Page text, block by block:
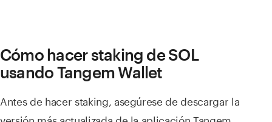
Cómo hacer staking de SOL
usando Tangem Wallet
Antes de hacer staking, asegúrese de descargar la
versión más actualizada de la aplicación Tangem